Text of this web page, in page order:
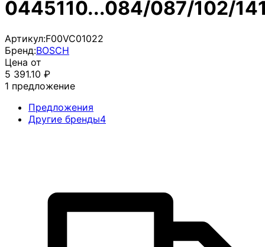
0445110...084/087/102/
Артикул:F00VC01022
Бренд:BOSCH
Цена от
5 391.10 ₽
1 предложение
Предложения
Другие бренды4